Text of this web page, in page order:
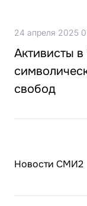
24 апреля 2025
Активисты
свобод
Новости СМИ2